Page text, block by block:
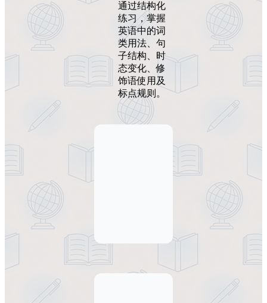
通过结构化
练习，掌握
英语中的词
类用法、句
子结构、时
态变化、修
饰语使用及
标点规则。